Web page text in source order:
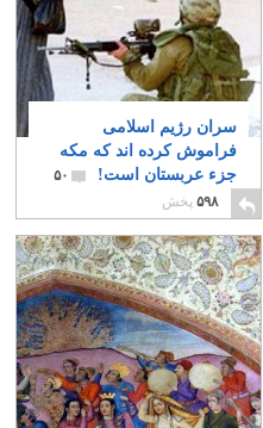
سران رژیم اسلامی
فراموش کرده اند که مکه
جزء عربستان است!
۵۰
۵۹۸ پخش